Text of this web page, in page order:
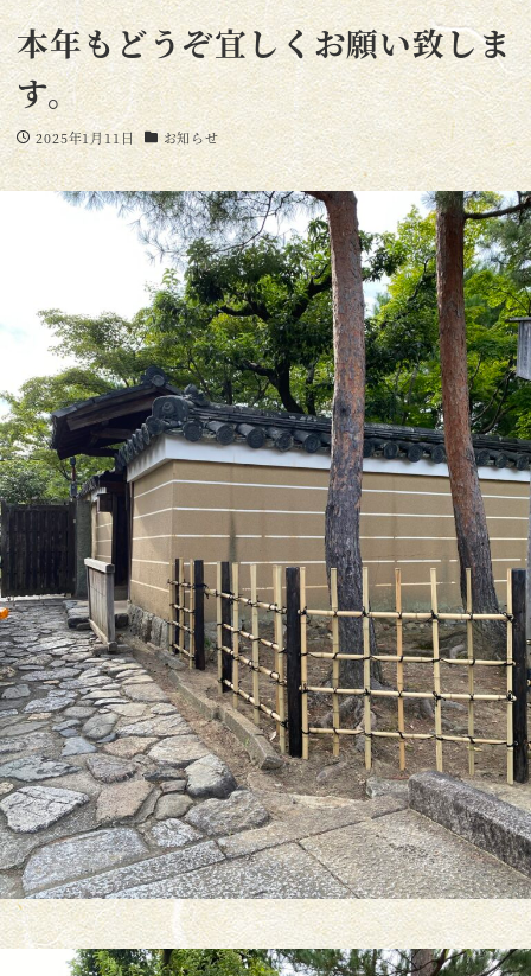
本年もどうぞ宜しくお願い致しま
す。
投稿日
2025年1月11日
カテゴリー
お知らせ